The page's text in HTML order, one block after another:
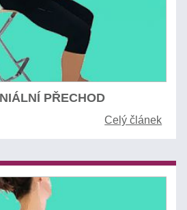
PŘECHOD
Celý článek